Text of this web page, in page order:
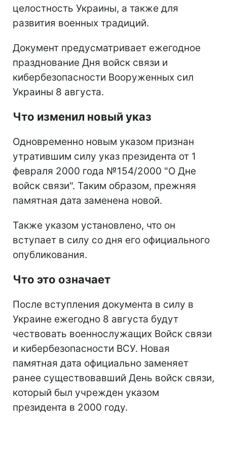
целостность Украины, а также для
развития военных традиций.
Документ предусматривает ежегодное
празднование Дня войск связи и
кибербезопасности Вооруженных сил
Украины 8 августа.
Что изменил новый указ
Одновременно новым указом признан
утратившим силу указ президента от 1
февраля 2000 года №154/2000 "О Дне
войск связи". Таким образом, прежняя
памятная дата заменена новой.
Также указом установлено, что он
вступает в силу со дня его официального
опубликования.
Что это означает
После вступления документа в силу в
Украине ежегодно 8 августа будут
чествовать военнослужащих Войск связи
и кибербезопасности ВСУ. Новая
памятная дата официально заменяет
ранее существовавший День войск связи,
который был учрежден указом
президента в 2000 году.